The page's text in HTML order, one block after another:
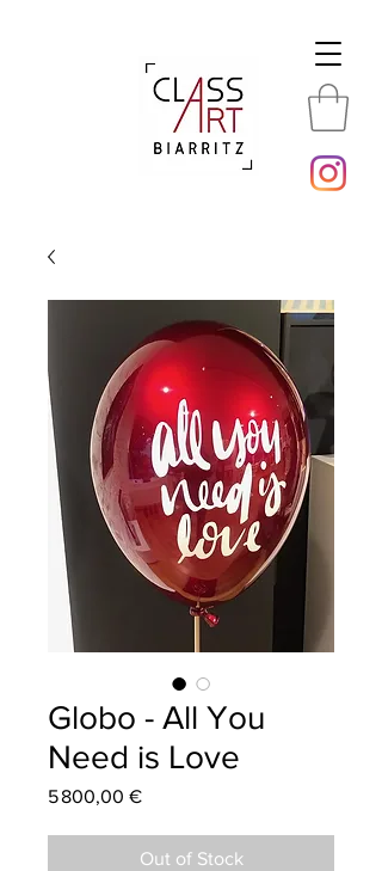
Globo - All You
Need is Love
5 800,00 €Price
Out of Stock